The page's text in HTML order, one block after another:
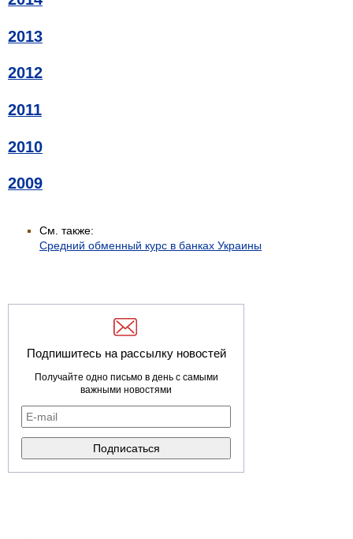
2013
2012
2011
2010
2009
См. также:
Средний обменный курс в банках Украины
Подпишитесь на рассылку новостей
Получайте одно письмо в день с самыми
важными новостями